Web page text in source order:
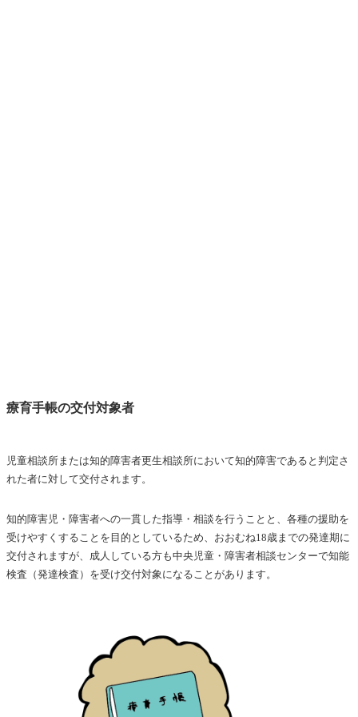
療育手帳の交付対象者
児童相談所または知的障害者更生相談所において知的障害であると判定さ
れた者に対して交付されます。
知的障害児・障害者への一貫した指導・相談を行うことと、各種の援助を
受けやすくすることを目的としているため、おおむね18歳までの発達期に
交付されますが、成人している方も中央児童・障害者相談センターで知能
検査（発達検査）を受け交付対象になることがあります。